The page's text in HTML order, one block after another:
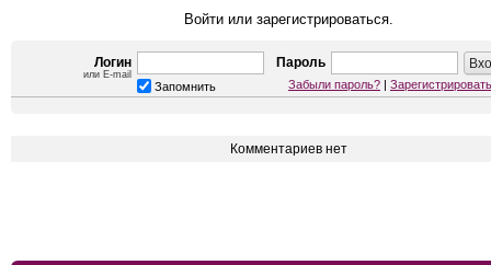
Войти или зарегистрироваться.
Логин
или E-mail
Пароль
Запомнить Забыли пароль? |
Комментариев нет